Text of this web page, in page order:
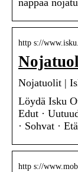
nappaa
http s://
Nojatuolit |
Löydä Isku
Edut ·
· Sohvat ·
http s://